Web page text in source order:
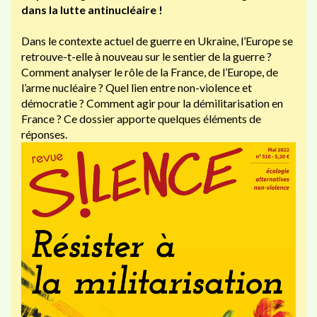
dans la lutte antinucléaire !
Dans le contexte actuel de guerre en Ukraine, l’Europe se
retrouve-t-elle à nouveau sur le sentier de la guerre ?
Comment analyser le rôle de la France, de l’Europe, de
l’arme nucléaire ? Quel lien entre non-violence et
démocratie ? Comment agir pour la démilitarisation en
France ? Ce dossier apporte quelques éléments de
réponses.